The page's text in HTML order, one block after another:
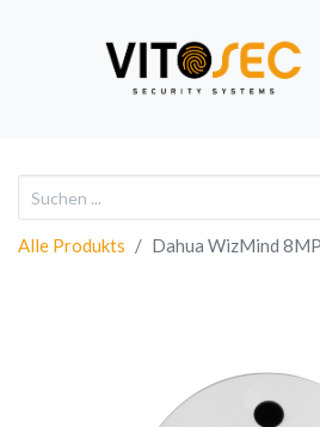
Alle Produkts Dahua WizMind